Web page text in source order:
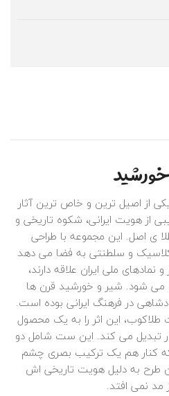
از اصیل‌ ترین و خاص ترین آثار
از هویت ایرانی، شکوه تاریخی و
ی اصل. این مجموعه با طراحی
و سلطنتی به فضا می‌ دهد
ملی ایران علاقه دارند،
شود. شیر و خورشید قرن‌ ها
در فرهنگ ایرانی بوده است.
این اثر را به یک محصول
تبدیل می‌ کند. این ست شامل دو
کنار هم یک ترکیب بصری چشم‌
طرح به‌ دلیل هویت تاریخی‌ اش
مد نمی‌ افتد.